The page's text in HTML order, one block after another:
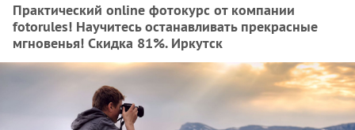
Практический оnline фотокурс от компании
fotorules! Научитесь останавливать прекрасные
мгновенья! Скидка 81%. Иркутск